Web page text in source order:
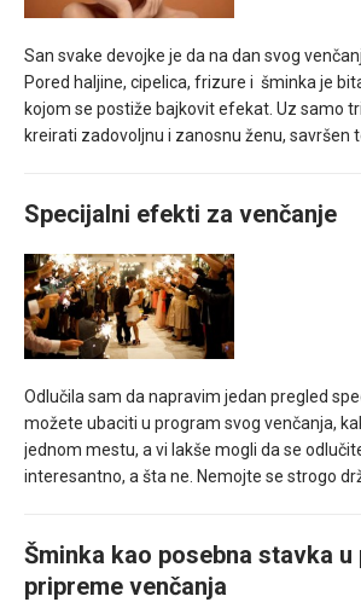
San svake devojke je da na dan svog
Pored haljine, cipelica, frizure i šminka je
kojom se postiže bajkovit efekat. Uz samo
kreirati zadovoljnu i zanosnu ženu, savršen
Specijalni efekti za venčanje
Odlučila sam da napravim jedan pregled
možete ubaciti u program svog venčanja,
jednom mestu, a vi lakše mogli da se
interesantno, a šta ne. Nemojte se strogo
Šminka kao posebna stavka u
pripreme venčanja